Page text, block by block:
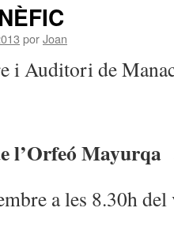
porJoan
i Auditori de
l’Orfeó Mayurqa
a les 8.30h